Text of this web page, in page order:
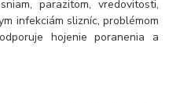
parazitom, vredovitosti,
infekciám slizníc, problémom
hojenie poranenia a